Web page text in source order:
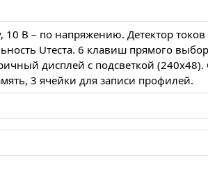
10 В – по напряжению. Детектор
Uтеста. 6 клавиш прямого
дисплей с подсветкой
3 ячейки для записи профилей.